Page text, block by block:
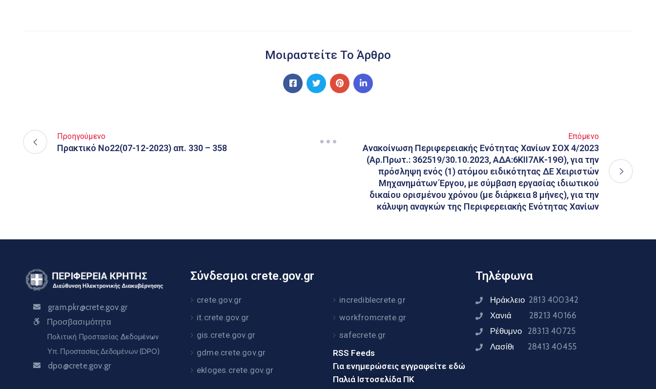
Μοιραστείτε Το Άρθρο
Προηγούμενο
Πρακτικό Νο22(07-12-2023) απ. 330 – 358
Επόμενο
Ανακοίνωση Περιφερειακής Ενότητας Χανίων ΣΟΧ 4/2023
(Αρ.Πρωτ.: 362519/30.10.2023, ΑΔΑ:6ΚΙΙ7ΛΚ-19Θ), για την
πρόσληψη ενός (1) ατόμου ειδικότητας ΔΕ Χειριστών
Μηχανημάτων Έργου, με σύμβαση εργασίας ιδιωτικού
δικαίου ορισμένου χρόνου (με διάρκεια 8 μήνες), για την
κάλυψη αναγκών της Περιφερειακής Ενότητας Χανίων
gram.pkr@crete.gov.gr
Προσβασιμότητα
Πολιτική Προστασίας Δεδομένων
Υπ. Προστασίας Δεδομένων (DPO)
dpo@crete.gov.gr
Σύνδεσμοι crete.gov.gr
crete.gov.gr
it.crete.gov.gr
gis.crete.gov.gr
gdme.crete.gov.gr
ekloges.crete.gov.gr
incrediblecrete.gr
workfromcrete.gr
safecrete.gr
RSS Feeds
Για ενημερώσεις εγγραφείτε εδώ
Παλιά Ιστοσελίδα ΠΚ
Τηλέφωνα
Ηράκλειο 2813 400342
Χανιά 28213 40166
Ρέθυμνο 28313 40725
Λασίθι 28413 40455